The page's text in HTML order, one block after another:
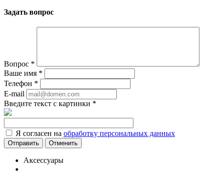
Задать вопрос
Вопрос *
Ваше имя *
Телефон *
E-mail
Введите текст с картинки *
Я согласен на обработку персональных данных
Отменить
Аксессуары